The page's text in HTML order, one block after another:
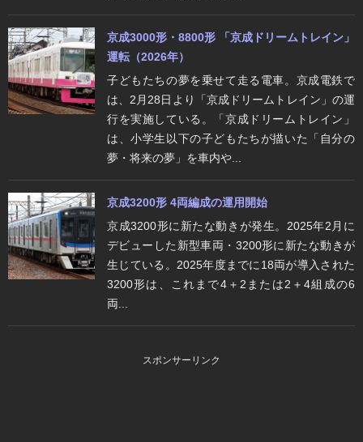
京成3000形・8800形 「京成ドリームトレイン」
運転（2026年）
子どもたちの夢を乗せて走る電車。京成電鉄で
は、2月28日より「京成ドリームトレイン」の運
行を実施している。「京成ドリームトレイン」
は、小学生以下の子どもたちが描いた「自分の
夢・将来の夢」を車内や...
京成3200形 4両編成の運用開始
京成3200形に新たな動きが発生。2025年2月に
デビューした新型車両・3200形に新たな動きが
生じている。2025年度までに18両が導入された
3200形は、これまで4＋2または2＋4組成の6
両...
スポンサーリンク